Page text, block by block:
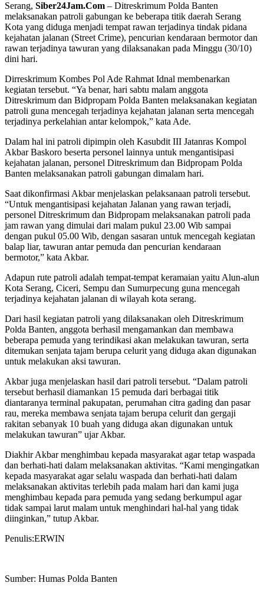
Serang, Siber24Jam.Com – Ditreskrimum Polda Banten
melaksanakan patroli gabungan ke beberapa titik daerah Serang
Kota yang diduga menjadi tempat rawan terjadinya tindak pidana
kejahatan jalanan (Street Crime), pencurian kendaraan bermotor dan
rawan terjadinya tawuran yang dilaksanakan pada Minggu (30/10)
dini hari.
Dirreskrimum Kombes Pol Ade Rahmat Idnal membenarkan
kegiatan tersebut. “Ya benar, hari sabtu malam anggota
Ditreskrimum dan Bidpropam Polda Banten melaksanakan kegiatan
patroli guna mencegah terjadinya kejahatan jalanan serta mencegah
terjadinya perkelahian antar kelompok,” kata Ade.
Dalam hal ini patroli dipimpin oleh Kasubdit III Jatanras Kompol
Akbar Baskoro beserta personel lainnya untuk mengantisipasi
kejahatan jalanan, personel Ditreskrimum dan Bidpropam Polda
Banten melaksanakan patroli gabungan dimalam hari.
Saat dikonfirmasi Akbar menjelaskan pelaksanaan patroli tersebut.
“Untuk mengantisipasi kejahatan Jalanan yang rawan terjadi,
personel Ditreskrimum dan Bidpropam melaksanakan patroli pada
jam rawan yang dimulai dari malam pukul 23.00 Wib sampai
dengan pukul 05.00 Wib, dengan sasaran untuk mencegah kegiatan
balap liar, tawuran antar pemuda dan pencurian kendaraan
bermotor,” kata Akbar.
Adapun rute patroli adalah tempat-tempat keramaian yaitu Alun-alun
Kota Serang, Ciceri, Sempu dan Sumurpecung guna mencegah
terjadinya kejahatan jalanan di wilayah kota serang.
Dari hasil kegiatan patroli yang dilaksanakan oleh Ditreskrimum
Polda Banten, anggota berhasil mengamankan dan membawa
beberapa pemuda yang terindikasi akan melakukan tawuran, serta
ditemukan senjata tajam berupa celurit yang diduga akan digunakan
untuk melakukan aksi tawuran.
Akbar juga menjelaskan hasil dari patroli tersebut. “Dalam patroli
tersebut berhasil diamankan 15 pemuda dari berbagai titik
diantaranya terminal pakupatan, perumahan citra gading dan pasar
rau, mereka membawa senjata tajam berupa celurit dan gergaji
rakitan sebanyak 10 buah yang diduga akan digunakan untuk
melakukan tawuran” ujar Akbar.
Diakhir Akbar menghimbau kepada masyarakat agar tetap waspada
dan berhati-hati dalam melaksanakan aktivitas. “Kami mengingatkan
kepada masyarakat agar selalu waspada dan berhati-hati dalam
melaksanakan aktivitas terlebih pada malam hari dan kami juga
menghimbau kepada para pemuda yang sedang berkumpul agar
tidak sampai larut malam untuk menghindari hal-hal yang tidak
diinginkan,” tutup Akbar.
Penulis:ERWIN
Sumber: Humas Polda Banten